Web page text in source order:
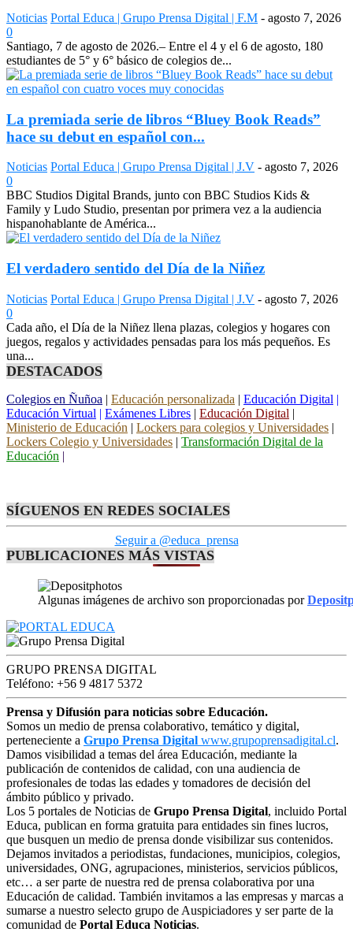
Noticias Portal Educa | Grupo Prensa Digital | F.M - agosto 7, 2026
0
Santiago, 7 de agosto de 2026.– Entre el 4 y el 6 de agosto, 180
estudiantes de 5° y 6° básico de colegios de...
La premiada serie de libros “Bluey Book Reads”
hace su debut en español con...
Noticias Portal Educa | Grupo Prensa Digital | J.V - agosto 7, 2026
0
BBC Studios Digital Brands, junto con BBC Studios Kids &
Family y Ludo Studio, presentan por primera vez a la audiencia
hispanohablante de América...
El verdadero sentido del Día de la Niñez
Noticias Portal Educa | Grupo Prensa Digital | J.V - agosto 7, 2026
0
Cada año, el Día de la Niñez llena plazas, colegios y hogares con
juegos, regalos y actividades pensadas para los más pequeños. Es
una...
DESTACADOS
Colegios en Ñuñoa | Educación personalizada | Educación Digital |
Educación Virtual | Exámenes Libres | Educación Digital |
Ministerio de Educación | Lockers para colegios y Universidades |
Lockers Colegio y Universidades | Transformación Digital de la
Educación |
SÍGUENOS EN REDES SOCIALES
Seguir a @educa_prensa
PUBLICACIONES MÁS VISTAS
Algunas imágenes de archivo son proporcionadas por
GRUPO PRENSA DIGITAL
Teléfono: +56 9 4817 5372
Prensa y Difusión para noticias sobre Educación.
Somos un medio de prensa colaborativo, temático y digital,
perteneciente a Grupo Prensa Digital www.grupoprensadigital.cl.
Damos visibilidad a temas del área Educación, mediante la
publicación de contenidos de calidad, con una audiencia de
profesionales de todas las edades y tomadores de decisión del
ámbito público y privado.
Los 5 portales de Noticias de Grupo Prensa Digital, incluido Portal
Educa, publican en forma gratuita para entidades sin fines lucros,
que busquen un medio de prensa donde visibilizar sus contenidos.
Dejamos invitados a periodistas, fundaciones, municipios, colegios,
universidades, ONG, agrupaciones, ministerios, servicios públicos,
etc… a ser parte de nuestra red de prensa colaborativa por una
Educación de calidad. También invitamos a las empresas y marcas a
sumarse a nuestro selecto grupo de Auspiciadores y ser parte de la
comunidad de Portal Educa Noticias.